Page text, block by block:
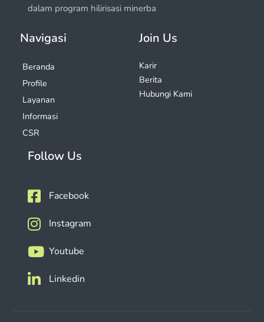
dalam program hilirisasi minerba
Navigasi
Beranda
Profile
Layanan
Informasi
CSR
Join Us
Karir
Berita
Hubungi Kami
Follow Us
Facebook
Instagram
Youtube
Linkedin